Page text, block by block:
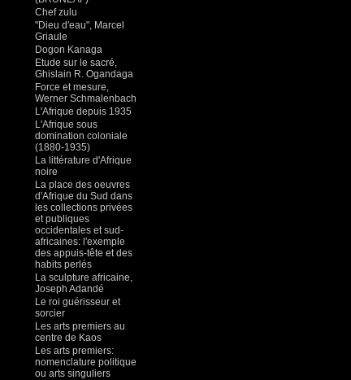
Chef zulu
"Dieu d'eau", Marcel
Griaule
Dogon Kanaga
Etude sur le sacré,
Ghislain R. Ogandaga
Force et mesure,
Werner Schmalenbach
L'Afrique depuis 1935
L'Afrique sous
domination coloniale
(1880-1935)
La littérature d'Afrique
noire
La place des oeuvres
d'Afrique du Sud dans
les collections privées
et publiques
occidentales et sud-
africaines: l'exemple
des appuis-tête et des
habits perlés
La sculpture africaine,
Joseph Adandé
Le roi guérisseur et
sorcier
Les arts premiers au
centre de Kaos
Les arts premiers:
nomenclature politique
ou arts singuliers